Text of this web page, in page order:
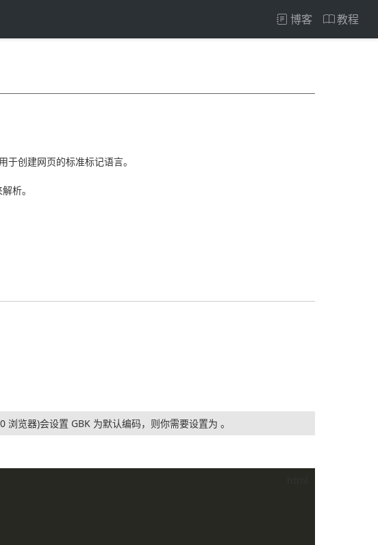
博客
教程
创建网页的标准标记语言。
析。
浏览器)会设置 GBK 为默认编码，则你需要设置为 。